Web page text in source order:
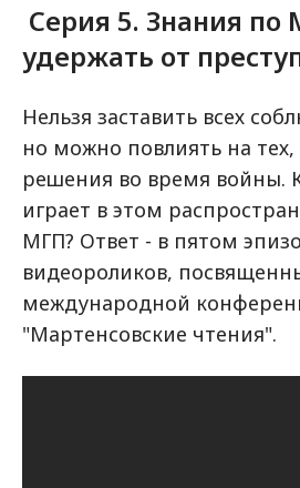
Серия 5. Знания по
удержать от
Нельзя заставить всех
но можно повлиять на
решения во время войны.
играет в этом
МГП? Ответ - в пятом
видеороликов,
международной
"Мартенсовские чтения".